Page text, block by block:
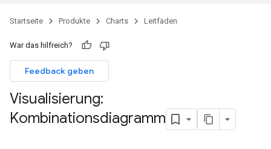
Startseite Produkte Charts Leitfäden
War das hilfreich?
Feedback geben
Visualisierung:
Kombinationsdiagramm